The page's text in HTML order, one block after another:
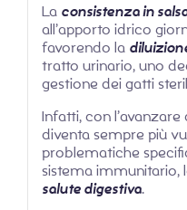
La consistenza in
all’apporto idrico
favorendo la
tratto urinario, uno
gestione dei gatti
Infatti, con
diventa sempre più
problematiche
sistema immunitario,
salute digestiva.